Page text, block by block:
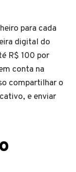
para cada
digital do
R$ 100 por
conta na
compartilhar o
e enviar